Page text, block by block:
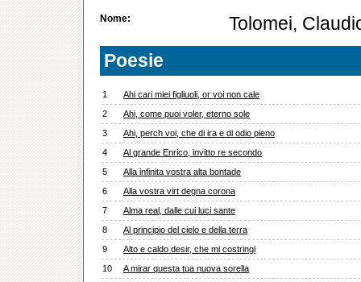
Nome:
Tolomei,
Poesie
1
Ahi cari miei figliuoli, or voi non cale
2
Ahi, come puoi voler, eterno sole
3
Ahi, perch voi, che di ira e di odio pieno
4
Al grande Enrico, invitto re secondo
5
Alla infinita vostra alta bontade
6
Alla vostra virt degna corona
7
Alma real, dalle cui luci sante
8
Al principio del cielo e della terra
9
Alto e caldo desir, che mi costringi
10
A mirar questa tua nuova sorella